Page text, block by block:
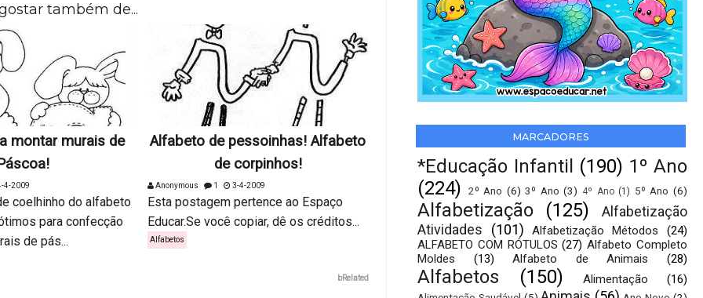
também de...
montar murais de
4-2009
coelhinho do alfabeto
para confecção
de pás...
Alfabeto de pessoinhas! Alfabeto
de corpinhos!
Anonymous 1 3-4-2009
Esta postagem pertence ao Espaço
Educar.Se você copiar, dê os créditos...
Alfabetos
bRelated
MARCADORES
*Educação Infantil (190) 1º Ano
(224)
2º Ano (6) 3º Ano (3) 4º Ano (1) 5º Ano (6)
Alfabetização (125)
Alfabetização
Atividades
(101) Alfabetização Métodos
(24)
ALFABETO COM RÓTULOS (27) Alfabeto Completo
Moldes
(13) Alfabeto de Animais (28)
Alfabetos (150) Alimentação (16)